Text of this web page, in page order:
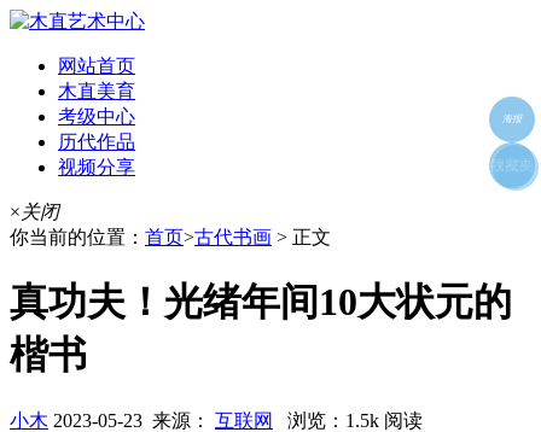
网站首页
木直美育
考级中心
历代作品
视频分享
×关闭
你当前的位置： 首页>古代书画 > 正文
真功夫！光绪年间10大状元的
楷书
小木 2023-05-23 来源： 互联网 浏览：1.5k 阅读
海报
好友
朋友圈
收藏夹